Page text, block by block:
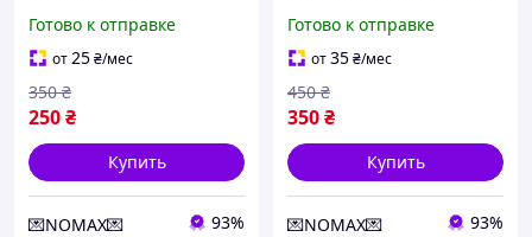
Feeling Ultrathin 5
презервативов и 5
стимулирующих шариков
Кайф
Готово к отправке
от25₴/мес
250₴
350 ₴
Купить
💌NOMAX💌 93%
гиалуроновой смазкой и
ароматом ванили Olo
Gold Budda 10 штук Talla
Готово к отправке
от35₴/мес
350₴
450 ₴
Купить
💌NOMAX💌 93%